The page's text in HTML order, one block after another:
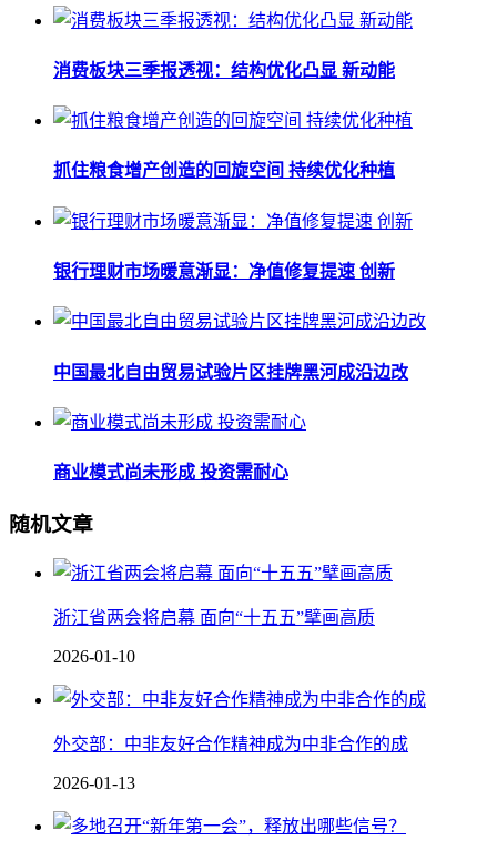
消费板块三季报透视：结构优化凸显 新动能
抓住粮食增产创造的回旋空间 持续优化种植
银行理财市场暖意渐显：净值修复提速 创新
中国最北自由贸易试验片区挂牌黑河成沿边改
商业模式尚未形成 投资需耐心
随机文章
浙江省两会将启幕 面向“十五五”擘画高质
2026-01-10
外交部：中非友好合作精神成为中非合作的成
2026-01-13